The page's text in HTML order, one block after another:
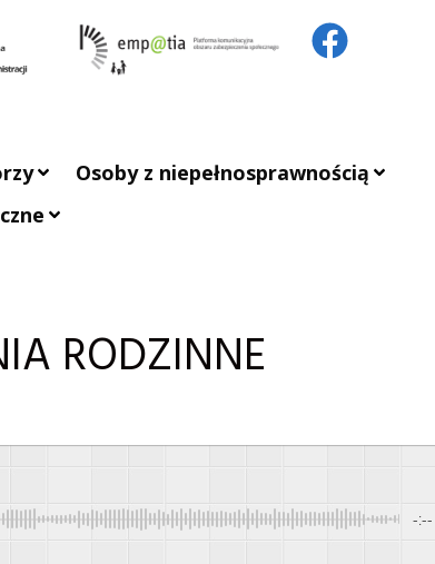
Osoby z niepełnosprawnością
RODZINNE
-:--